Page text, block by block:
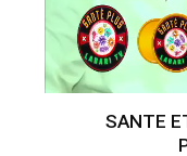
SANTE